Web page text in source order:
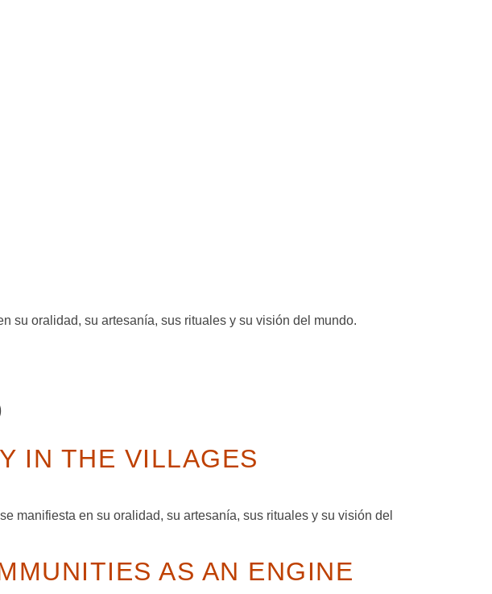
su oralidad, su artesanía, sus rituales y su visión del mundo.
IN THE VILLAGES
manifiesta en su oralidad, su artesanía, sus rituales y su visión del
AS AN ENGINE